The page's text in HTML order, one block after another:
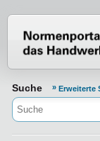
Suche Erweiterte